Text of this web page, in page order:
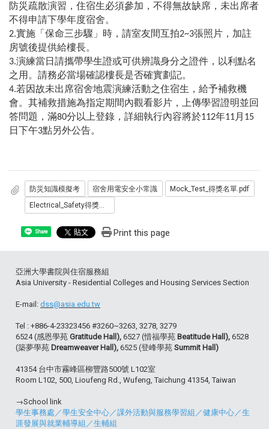
防災疏散演習，住宿生必須參加，不得無故缺席，未出席者
不得申請下學年度宿舍。
2.實施「保命三步驟」時，請室友間互拍2~3張照片，加註
房號後提供給樓長。
3.演練當日請攜帶學生證或可供辨識身分之證件，以利點名
之用。請務必當場確認樓長是否確實劃記。
4.若因故未出席宿舍地震演練活動之住宿生，給予補救機
會。其補救措施為指定期間內觀看影片，上傳學習證明並回
答問題，滿80分以上登錄，詳細執行內容將於112年11月15
日下午3點另外公告。
防災知識模擬考 宿舍用電安全小常識
Mock_Test_得獎名單.pdf
Electrical_Safety得獎名單.pdf
Share Print this page
亞洲大學書院與住宿服務組
Asia University - Residential Colleges and Housing Services Section
E-mail: dss@asia.edu.tw
Tel : +886-4-23323456 #3260~3263, 3278, 3279
6524 (感恩學苑 Gratitude Hall), 6527 (惜福學苑 Beatitude Hall), 6528
(築夢學苑 Dreamweaver Hall), 6525 (登峰學苑 Summit Hall)
41354 台中市霧峰區柳豐路500號 L102室
Room L102, 500, Lioufeng Rd., Wufeng, Taichung 41354, Taiwan
→School link
學生事務處 ／學生安全中心 ／課外活動與服務學習組 ／健康中心 ／生
涯發展與就業輔導組 ／生輔組